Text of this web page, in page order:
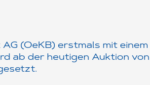
(OeKB) erstmals mit einem
ab der heutigen Auktion von